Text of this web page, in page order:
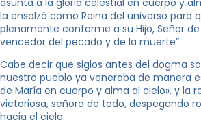
la ensalzó como Reina del universo para
plenamente conforme a su Hijo, Señor
vencedor del pecado y de la muerte”.
Cabe decir que siglos antes del dogma
nuestro pueblo ya veneraba de manera
de María en cuerpo y alma al cielo», y la
victoriosa, señora de todo, despegando
hacia el cielo.